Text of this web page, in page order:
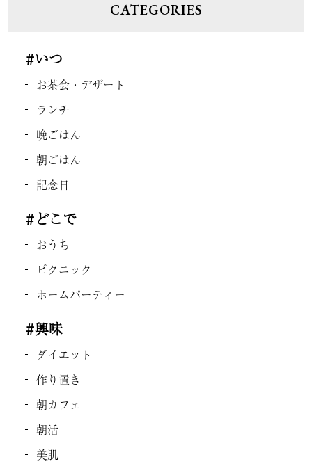
CATEGORIES
#いつ
お茶会・デザート
ランチ
晩ごはん
朝ごはん
記念日
#どこで
おうち
ピクニック
ホームパーティー
#興味
ダイエット
作り置き
朝カフェ
朝活
美肌